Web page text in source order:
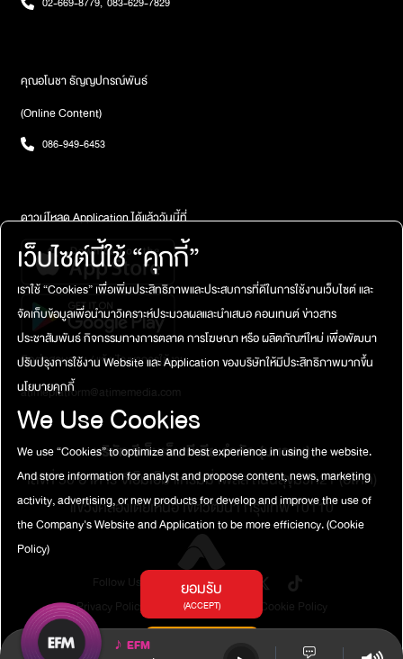
♪ EFM
คุณอโนชา ธัญญปกรณ์พันธ์
(Online Content)
086-949-6453
ดาวน์โหลด Application ได้แล้ววันนี้ที่
ติดต่อสอบถาม / แจ้งปัญหาการใช้งาน
atimeplatform@atimemedia.com
บริษัท จีเอ็มเอ็ม มีเดีย จำกัด (มหาชน)
เลขที่ 50 อาคาร จีเอ็มเอ็ม แกรมมี่ เพลส ถนนสุขุมวิท21 (อโศก)
แขวงคลองเตยเหนือ เขตวัฒนา กรุงเทพ 10110
Follow Us
Privacy Policy
Terms of Service Cookie Policy
เว็บไซต์นี้ใช้ “คุกกี้”
เราใช้ “Cookies” เพื่อเพิ่มประสิทธิภาพและประสบการที่ดีในการใช้งานเว็บไซต์ และ
จัดเก็บข้อมูลเพื่อนำมาวิเคราะห์ประมวลผลและนำเสนอ คอนเทนต์ ข่าวสาร
ประชาสัมพันธ์ กิจกรรมทางการตลาด การโฆษณา หรือ ผลิตภัณฑ์ใหม่ เพื่อพัฒนา
ปรับปรุงการใช้งาน Website และ Application ของบริษัทให้มีประสิทธิภาพมากขึ้น
นโยบายคุกกี้
We Use Cookies
We use “Cookies” to optimize and best experience in using the website.
And store information for analyst and propose content, news, marketing
activity, advertising, or new products for develop and improve the use of
the Company's Website and Application to be more efficiency.(Cookie
Policy)
ยอมรับ
(ACCEPT)
การตั้งค่าคุกกี้